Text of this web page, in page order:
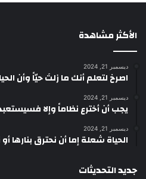
الأكثر مشاهدة
ديسمبر 21, 2024
‫اصرخ لتعلم أنك ما زلتَ حيّاً وأن
ديسمبر 21, 2024
يجب أن أخترع نظاماً وإلا
ديسمبر 21, 2024
الحياة شعلة إما أن نحترق
جديد التحديثات